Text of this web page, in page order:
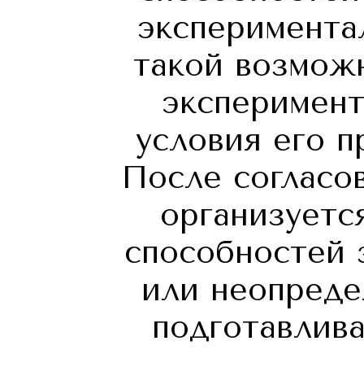
такой
условия его
После
способностей
или